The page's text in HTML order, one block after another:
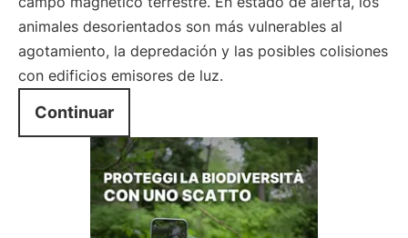
animales desorientados son más vulnerables al
agotamiento, la depredación y las posibles colisiones
con edificios emisores de luz.
Continuar